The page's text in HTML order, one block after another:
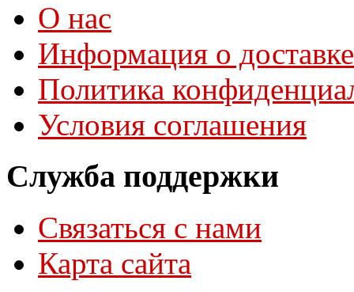
О нас
Информация о доставке
Политика
Условия соглашения
Служба поддержки
Связаться с нами
Карта сайта